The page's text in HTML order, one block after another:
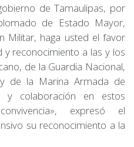
de Tamaulipas, por
de Estado Mayor,
Militar, haga usted el favor
reconocimiento a las y los
de la Guardia Nacional,
de la Marina Armada de
y colaboración en estos
expresó el
su reconocimiento a la